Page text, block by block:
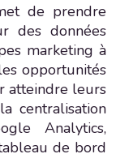
de prendre
des données
marketing à
opportunités
atteindre leurs
centralisation
Analytics,
de bord